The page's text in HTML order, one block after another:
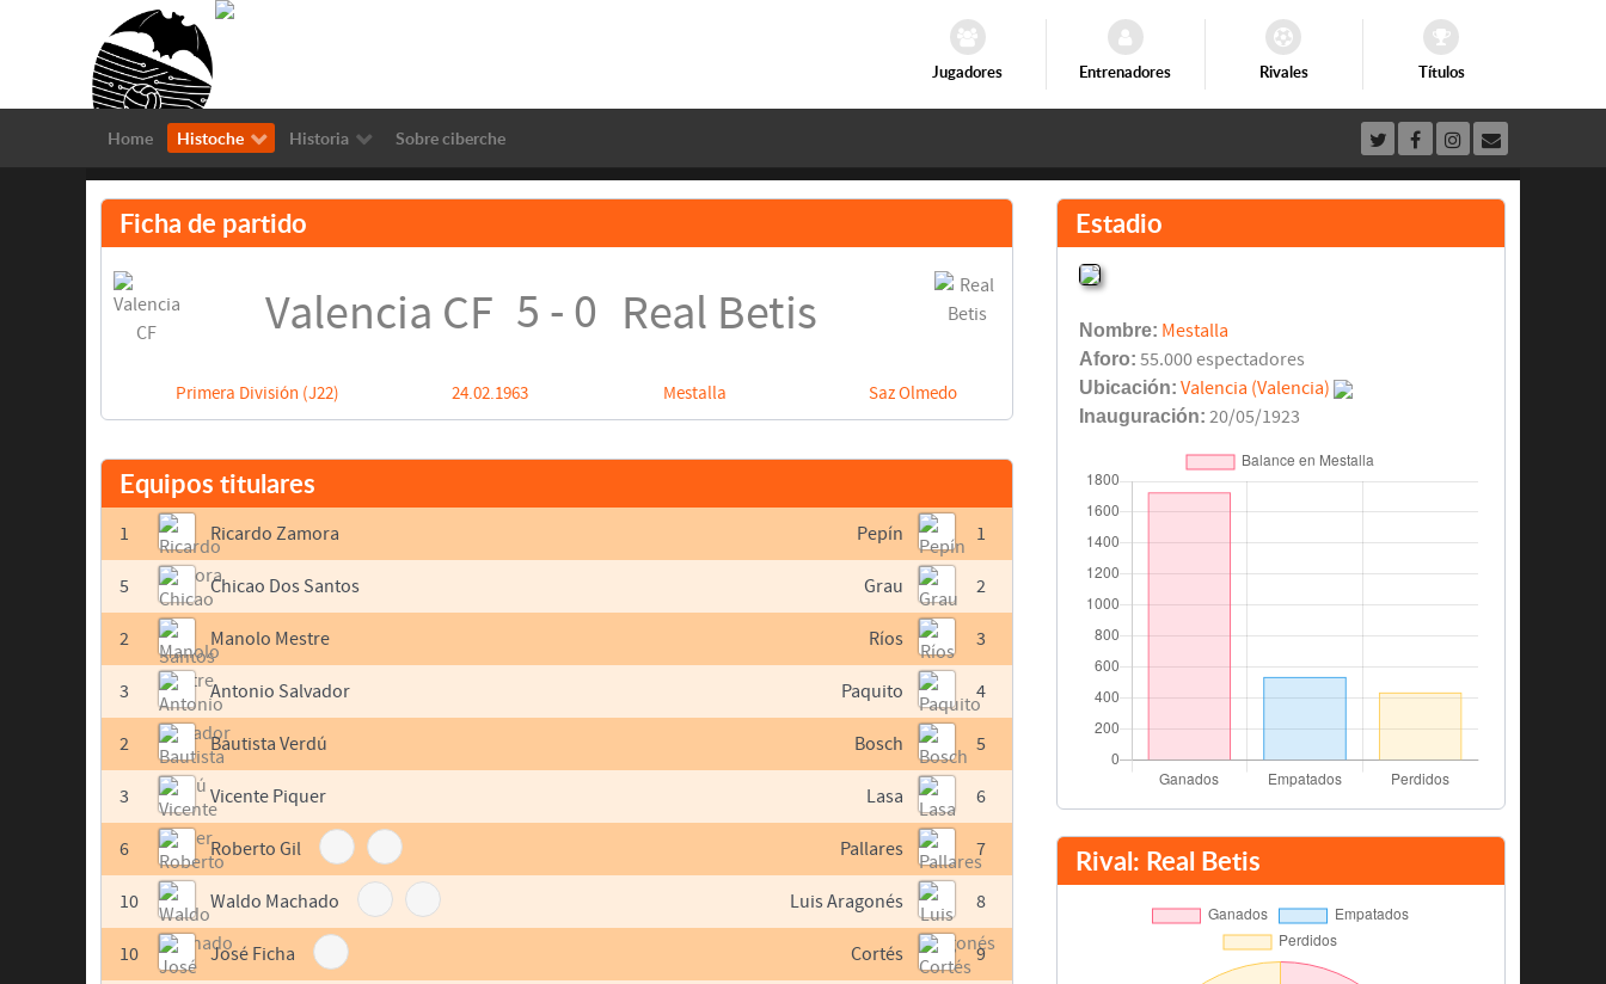
Jugadores Entrenadores Rivales Títulos
Home Histoche Historia Sobre ciberche
Ficha de partido
Valencia CF 5 - 0 Real Betis
Primera División (J22) 24.02.1963 Mestalla Saz Olmedo
Equipos titulares
1 Ricardo Zamora
5 Chicao Dos Santos
2 Manolo Mestre
3 Antonio Salvador
2 Bautista Verdú
3 Vicente Piquer
6 Roberto Gil
10 Waldo Machado
10 José Ficha
1
Pepín
2
Grau
3
Ríos
4
Paquito
5
Bosch
6
Lasa
7
Pallares
8
Luis Aragonés
9
Cortés
Estadio
Nombre: Mestalla
Aforo: 55.000 espectadores
Ubicación: Valencia (Valencia)
Inauguración: 20/05/1923
Rival: Real Betis